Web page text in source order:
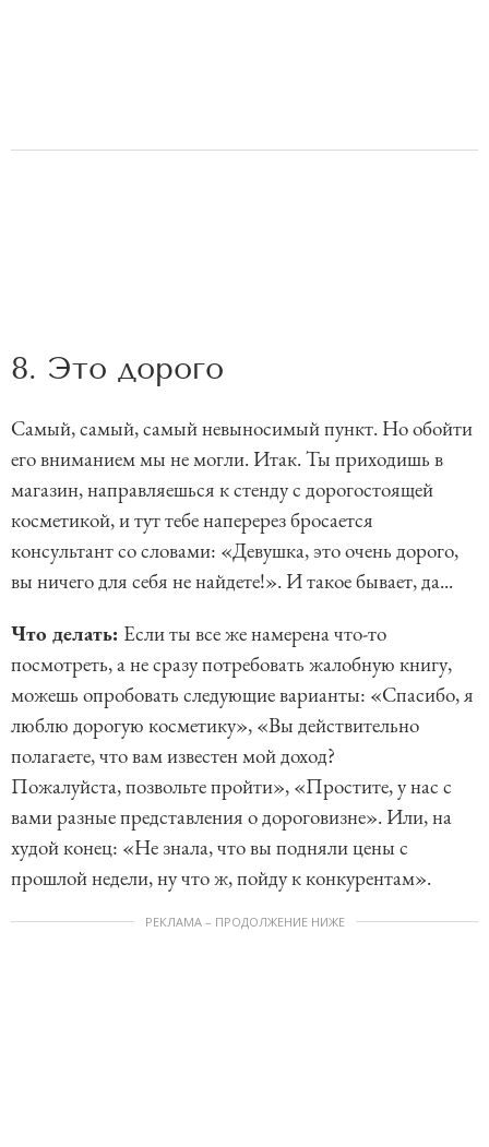
8. Это дорого
Самый, самый, самый невыносимый пункт. Но обойти
его вниманием мы не могли. Итак. Ты приходишь в
магазин, направляешься к стенду с дорогостоящей
косметикой, и тут тебе наперерез бросается
консультант со словами: «Девушка, это очень дорого,
вы ничего для себя не найдете!». И такое бывает, да...
Что делать: Если ты все же намерена что-то
посмотреть, а не сразу потребовать жалобную книгу,
можешь опробовать следующие варианты: «Спасибо, я
люблю дорогую косметику», «Вы действительно
полагаете, что вам известен мой доход?
Пожалуйста, позвольте пройти», «Простите, у нас с
вами разные представления о дороговизне». Или, на
худой конец: «Не знала, что вы подняли цены с
прошлой недели, ну что ж, пойду к конкурентам».
РЕКЛАМА – ПРОДОЛЖЕНИЕ НИЖЕ